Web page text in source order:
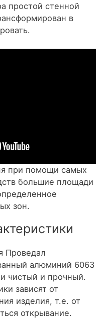
простой стенной
в
при помощи самых
большие площади
зон.
Проведал
алюминий 6063
чистый и прочный.
зависят от
изделия, т.е. от
открывание.